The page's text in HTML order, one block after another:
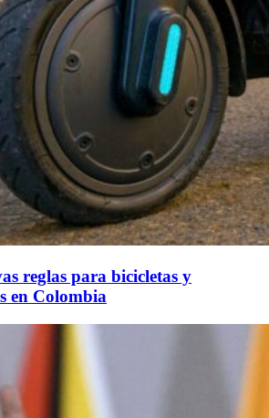
reglas para bicicletas y
en Colombia